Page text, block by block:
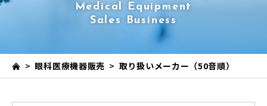
Medical Equipment
Sales Business
> 眼科医療機器販売 > 取り扱いメーカー（50音順）